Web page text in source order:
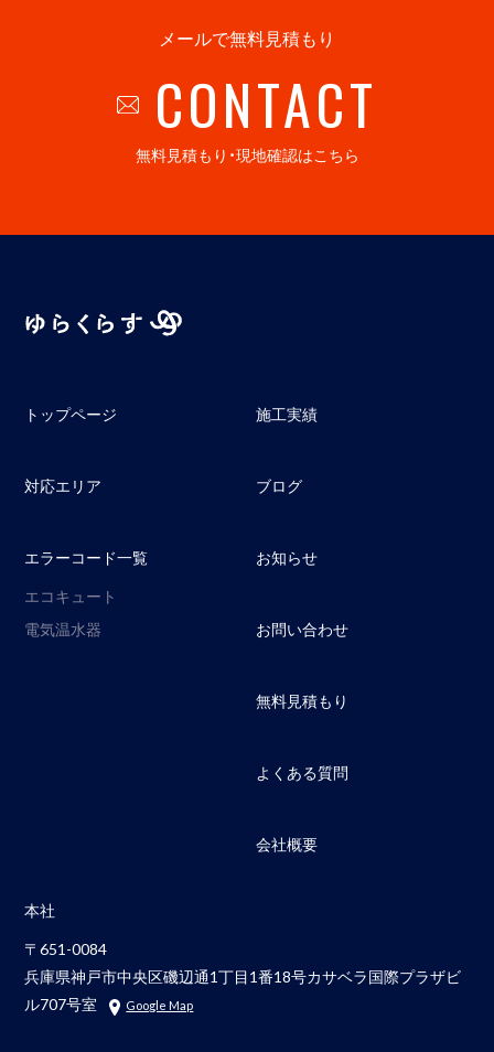
メールで無料見積もり
CONTACT
無料見積もり・現地確認はこちら
トップページ
対応エリア
エラーコード一覧
エコキュート
電気温水器
施工実績
ブログ
お知らせ
お問い合わせ
無料見積もり
よくある質問
会社概要
本社
〒651-0084
兵庫県神戸市中央区磯辺通1丁目1番18号カサベラ国際プラザビ
ル707号室
Google Map